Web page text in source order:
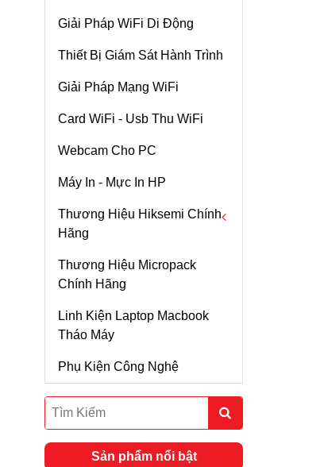
Giải Pháp WiFi Di Động
Thiết Bị Giám Sát Hành Trình
Giải Pháp Mạng WiFi
Card WiFi - Usb Thu WiFi
Webcam Cho PC
Máy In - Mực In HP
Thương Hiệu Hiksemi Chính
Hãng
Ổ Cứng SSD
RAM
SSD Di Động
Thương Hiệu Micropack
Chính Hãng
Linh Kiện Laptop Macbook
Tháo Máy
Phụ Kiện Công Nghệ
Sản phẩm nổi bật
1167Mbps , Chịu Tải
C3N – Có Màu Ban
Đêm – Full HD1080p
Chi tiết
Bộ Phát Wifi Huawei
Chi tiết
ROUTER WIFI
MIKROTIK HAP AC2
WiFi TP-Link Archer
AC3150
Anten Sector 14dBi 2
Phân Cực Góc 120
Chi tiết
Anten Omni 13dBi 2
Phân Cực + Cáp
Chi tiết